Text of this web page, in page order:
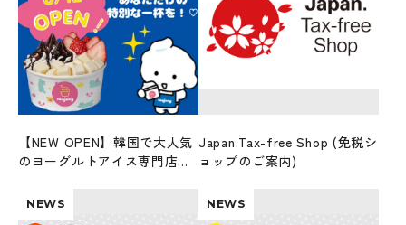
【NEW OPEN】韓国で大人気
のヨーグルトアイス専門店
ン！
Japan.Tax-free Shop (免税シ
ョップのご案内)
NEWS NEWS